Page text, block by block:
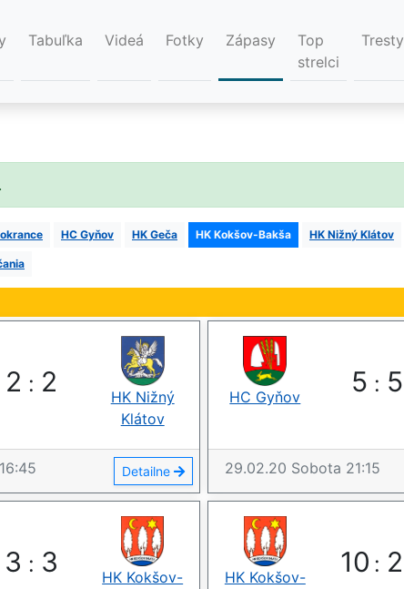
Tabuľka Videá Fotky Zápasy
Top
strelci
Tresty
HC Gyňov HK Geča HK Kokšov-Bakša HK Nižný Klátov
2 : 2
HK Nižný
Klátov
16:45 Detailne
5 : 5
HC Gyňov
29.02.20 Sobota 21:15
3 : 3
HK Kokšov-
10 : 2
HK Kokšov-